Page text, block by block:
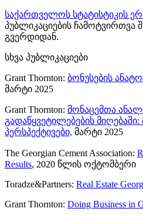
საქართველოს სტატისტიკის
პუბლიკაციების ჩამოტვირთვა
გვერდიდან.
სხვა პუბლიკაციები
Grant Thornton: ბონუსების
მარტი 2025
Grant Thornton: მონაცემთა
გადაწყვეტილებების
პერსპექტივები, მარტი 2025
The Georgian Cement Association:
Results, 2020 წლის ოქტომბერი
Toradze&Partners: Real Estate
Grant Thornton: Doing Business in